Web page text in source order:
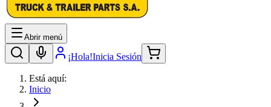
Abrir menú
¡Hola!Inicia Sesión
Está aquí:
Inicio